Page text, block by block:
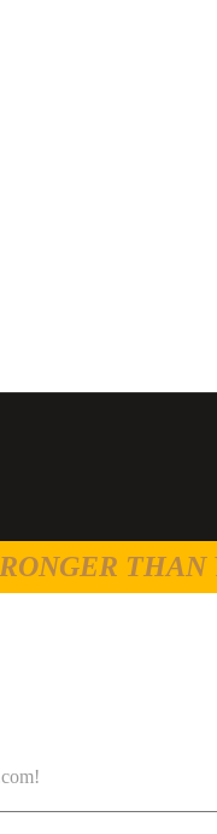
THAN